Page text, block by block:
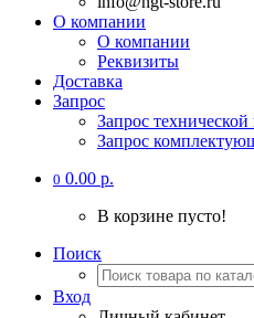
О компании
О компании
Реквизиты
Доставка
Запрос
Запрос технической
Запрос
0 0.00 р.
В корзине пусто!
Поиск
Вход